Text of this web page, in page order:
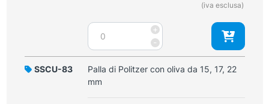
(iva esclusa)
-
Palla
Politzer
con
oliva
+
SSCU-83
Palla di Politzer con oliva da 15, 17, 22
mm